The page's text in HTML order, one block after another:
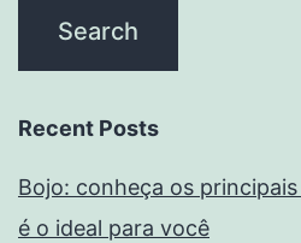
Recent Posts
Bojo: conheça os
é o ideal para você